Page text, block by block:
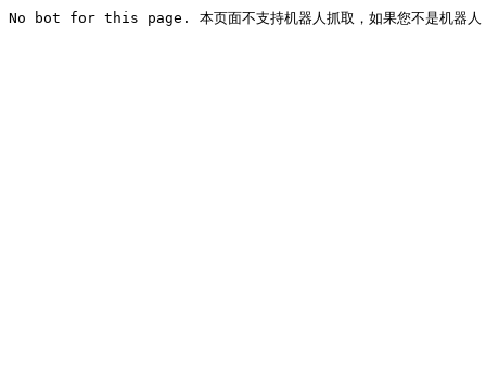
No bot for this page. 本页面不支持机器人抓取，如果您不是机器人，